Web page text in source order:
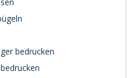
bedrucken